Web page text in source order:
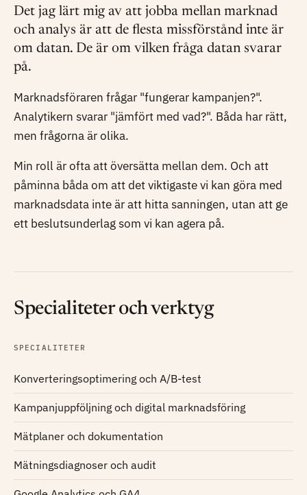
Det jag lärt mig av att jobba mellan marknad
och analys är att de flesta missförstånd inte är
om datan. De är om vilken fråga datan svarar
på.
Marknadsföraren frågar "fungerar kampanjen?".
Analytikern svarar "jämfört med vad?". Båda har rätt,
men frågorna är olika.
Min roll är ofta att översätta mellan dem. Och att
påminna båda om att det viktigaste vi kan göra med
marknadsdata inte är att hitta sanningen, utan att ge
ett beslutsunderlag som vi kan agera på.
Specialiteter och verktyg
SPECIALITETER
Konverteringsoptimering och A/B-test
Kampanjuppföljning och digital marknadsföring
Mätplaner och dokumentation
Mätningsdiagnoser och audit